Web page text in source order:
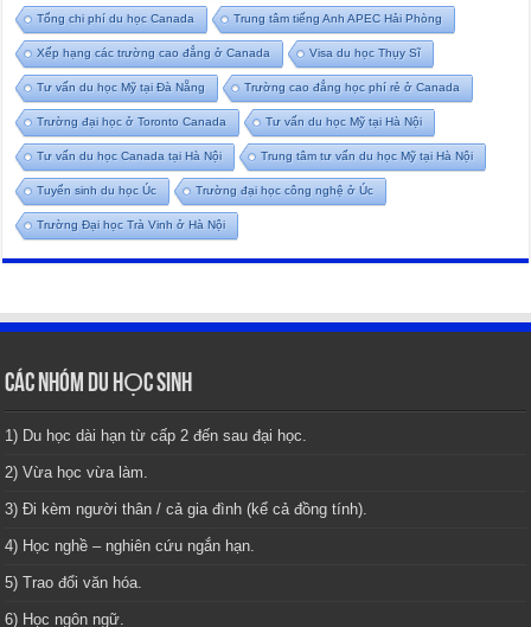
Tổng chi phí du học Canada Trung tâm tiếng Anh APEC Hải Phòng
Xếp hạng các trường cao đẳng ở Canada Visa du học Thụy Sĩ
Tư vấn du học Mỹ tại Đà Nẵng Trường cao đẳng học phí rẻ ở Canada
Trường đại học ở Toronto Canada Tư vấn du học Mỹ tại Hà Nội
Tư vấn du học Canada tại Hà Nội Trung tâm tư vấn du học Mỹ tại Hà Nội
Tuyển sinh du học Úc Trường đại học công nghệ ở Úc
Trường Đại học Trà Vinh ở Hà Nội
CÁC NHÓM DU HỌC SINH
1) Du học dài hạn từ cấp 2 đến sau đại học.
2) Vừa học vừa làm.
3) Đi kèm người thân / cả gia đình (kể cả đồng tính).
4) Học nghề – nghiên cứu ngắn hạn.
5) Trao đổi văn hóa.
6) Học ngôn ngữ.